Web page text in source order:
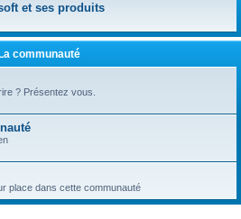
et ses produits
La communauté
? Présentez vous.
place dans cette communauté